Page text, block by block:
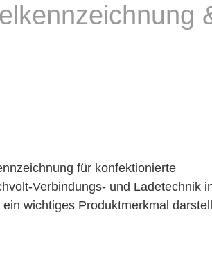
für konfektionierte
Verbindungs- und Ladetechnik
wichtiges Produktmerkmal